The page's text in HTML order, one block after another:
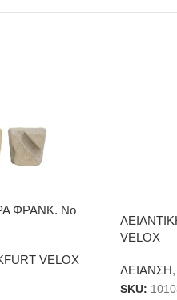
ΦΡΑΝΚ. Νο
VELOX
VELOX
ΛΕΙΑΝΣΗ,
SKU: